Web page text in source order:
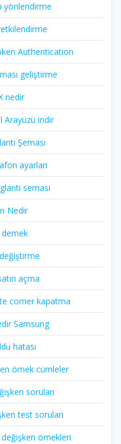
yönlendirme
Authentication
geliştirme
nedir
Arayüzü indir
Şeması
ayarları
semasi
Nedir
açma
corner kapatma
Samsung
hatası
örnek cümleler
soruları
test soruları
değişken örnekleri